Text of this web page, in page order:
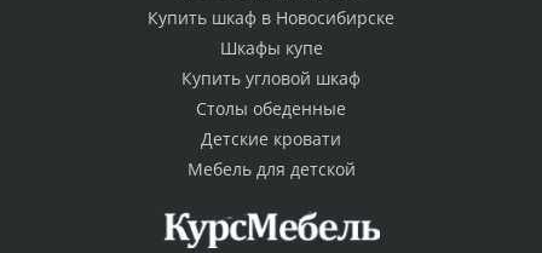
Купить шкаф в Новосибирске
Шкафы купе
Купить угловой шкаф
Столы обеденные
Детские кровати
Мебель для детской